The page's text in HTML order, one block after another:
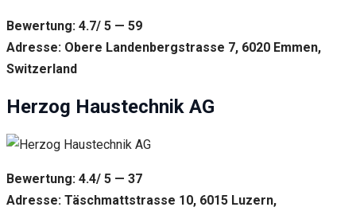
Bewertung: 4.7/ 5 — 59
Adresse: Obere Landenbergstrasse 7, 6020 Emmen,
Switzerland
Herzog Haustechnik AG
Bewertung: 4.4/ 5 — 37
Adresse: Täschmattstrasse 10, 6015 Luzern,